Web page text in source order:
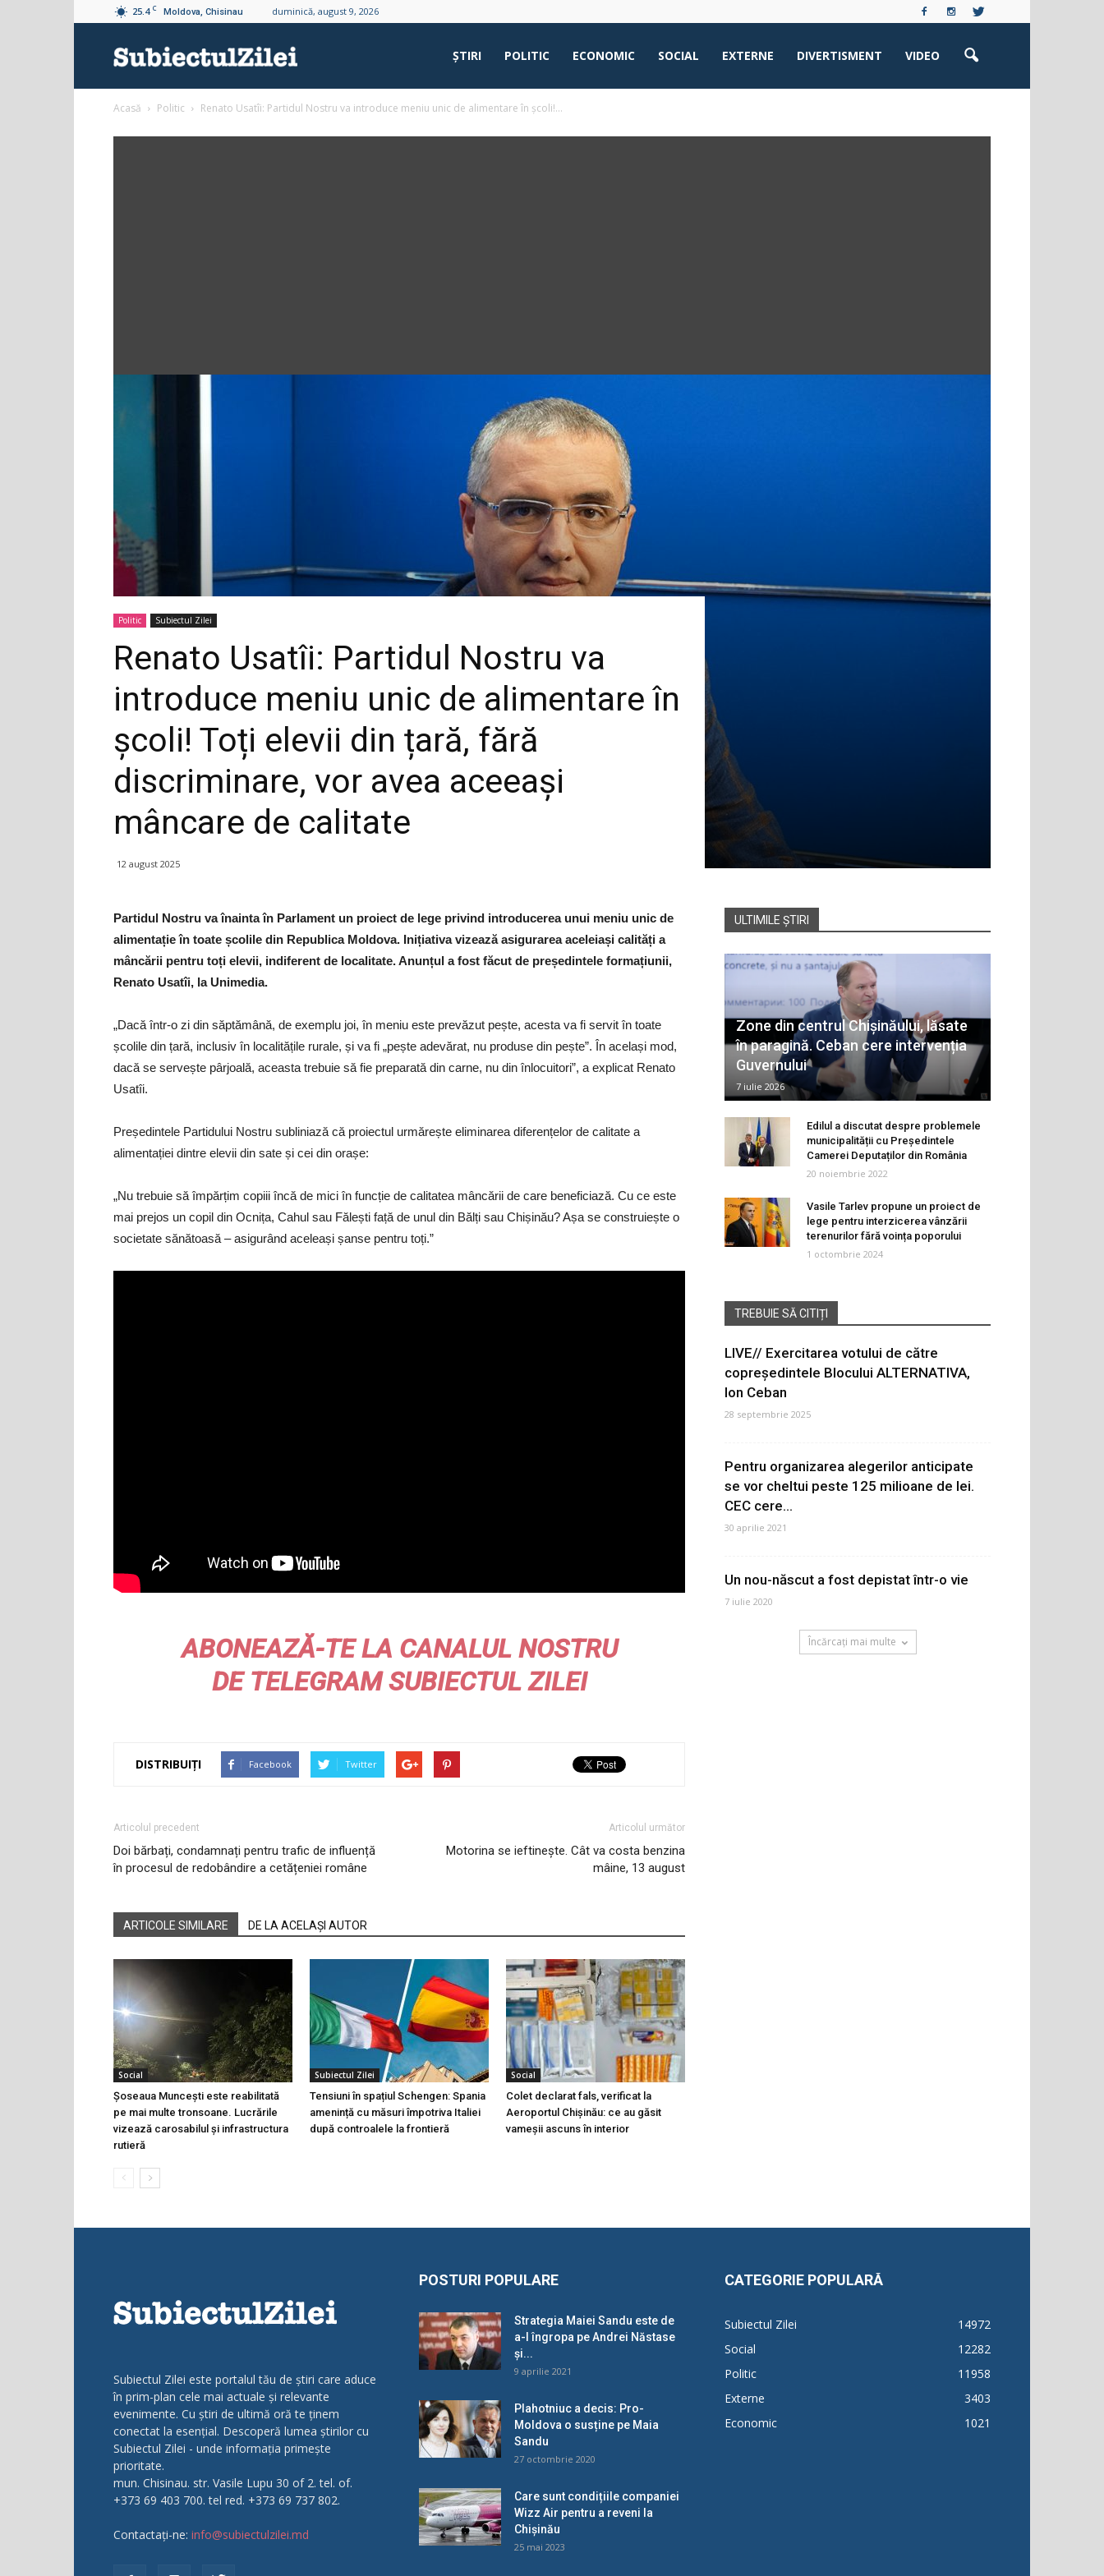
25.4 C Moldova, Chisinau duminică, august 9, 2026
ŞTIRI POLITIC ECONOMIC SOCIAL EXTERNE DIVERTISMENT VIDEO
Acasă Politic Renato Usatîi: Partidul Nostru va introduce meniu unic de alimentare în școli!...
Politic Subiectul Zilei
Renato Usatîi: Partidul Nostru va
introduce meniu unic de alimentare în
școli! Toți elevii din țară, fără
discriminare, vor avea aceeași
mâncare de calitate
12 august 2025
Partidul Nostru va înainta în Parlament un proiect de lege privind introducerea unui meniu unic de
alimentație în toate școlile din Republica Moldova. Inițiativa vizează asigurarea aceleiași calități a
mâncării pentru toți elevii, indiferent de localitate. Anunțul a fost făcut de președintele formațiunii,
Renato Usatîi, la Unimedia.
„Dacă într-o zi din săptămână, de exemplu joi, în meniu este prevăzut pește, acesta va fi servit în toate
școlile din țară, inclusiv în localitățile rurale, și va fi „pește adevărat, nu produse din pește”. În același mod,
dacă se servește pârjoală, aceasta trebuie să fie preparată din carne, nu din înlocuitori”, a explicat Renato
Usatîi.
Președintele Partidului Nostru subliniază că proiectul urmărește eliminarea diferențelor de calitate a
alimentației dintre elevii din sate și cei din orașe:
„Nu trebuie să împărțim copiii încă de mici în funcție de calitatea mâncării de care beneficiază. Cu ce este
mai prejos un copil din Ocnița, Cahul sau Fălești față de unul din Bălți sau Chișinău? Așa se construiește o
societate sănătoasă – asigurând aceleași șanse pentru toți.”
ABONEAZĂ-TE LA CANALUL NOSTRU
DETELEGRAMSUBIECTUL ZILEI
DISTRIBUIȚI Facebook Twitter
Articolul precedent
Doi bărbați, condamnați pentru trafic de influență
în procesul de redobândire a cetățeniei române
Articolul următor
Motorina se ieftinește. Cât va costa benzina
mâine, 13 august
ARTICOLE SIMILARE DE LA ACELAȘI AUTOR
Social
Șoseaua Muncești este reabilitată
pe mai multe tronsoane. Lucrările
vizează carosabilul și infrastructura
rutieră
Subiectul Zilei
Tensiuni în spațiul Schengen: Spania
amenință cu măsuri împotriva Italiei
după controalele la frontieră
Social
Colet declarat fals, verificat la
Aeroportul Chișinău: ce au găsit
vameșii ascuns în interior
ULTIMILE ȘTIRI
Zone din centrul Chișinăului, lăsate
în paragină. Ceban cere intervenția
Guvernului
7 iulie 2026
Edilul a discutat despre problemele
municipalității cu Președintele
Camerei Deputaților din România
20 noiembrie 2022
Vasile Tarlev propune un proiect de
lege pentru interzicerea vânzării
terenurilor fără voința poporului
1 octombrie 2024
TREBUIE SĂ CITIȚI
LIVE// Exercitarea votului de către
copreședintele Blocului ALTERNATIVA,
Ion Ceban
28 septembrie 2025
Pentru organizarea alegerilor anticipate
se vor cheltui peste 125 milioane de lei.
CEC cere...
30 aprilie 2021
Un nou-născut a fost depistat într-o vie
7 iulie 2020
Încărcați mai multe
Subiectul Zilei este portalul tău de știri care aduce
în prim-plan cele mai actuale și relevante
evenimente. Cu știri de ultimă oră te ținem
conectat la esențial. Descoperă lumea știrilor cu
Subiectul Zilei - unde informația primește
prioritate.
mun. Chisinau. str. Vasile Lupu 30 of 2. tel. of.
+373 69 403 700. tel red. +373 69 737 802.
Contactați-ne: info@subiectulzilei.md
POSTURI POPULARE
Strategia Maiei Sandu este de
a-l îngropa pe Andrei Năstase
și...
9 aprilie 2021
Plahotniuc a decis: Pro-
Moldova o susține pe Maia
Sandu
27 octombrie 2020
Care sunt condițiile companiei
Wizz Air pentru a reveni la
Chișinău
25 mai 2023
CATEGORIE POPULARĂ
Subiectul Zilei
14972
Social
12282
Politic
11958
Externe
3403
Economic
1021